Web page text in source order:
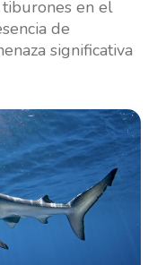
en el
de
significativa